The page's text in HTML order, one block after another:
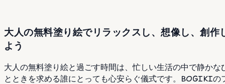
大人の無料塗り絵でリラックスし、想像し、創作
よう
大人の無料塗り絵と過ごす時間は、忙しい生活の中で静かな
とときを求める誰にとっても心安らぐ儀式です。BOGIKIの